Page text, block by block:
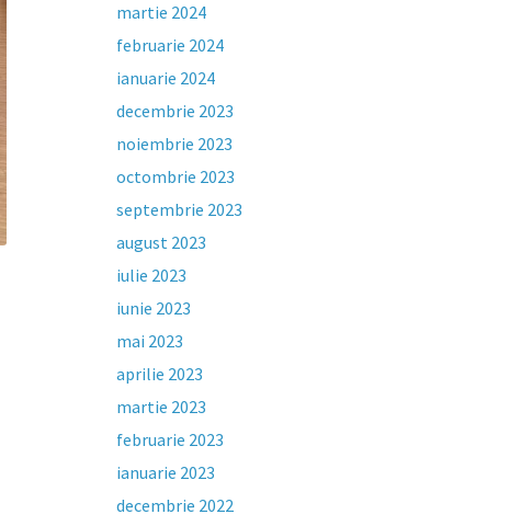
martie 2024
februarie 2024
ianuarie 2024
decembrie 2023
noiembrie 2023
octombrie 2023
septembrie 2023
august 2023
iulie 2023
iunie 2023
mai 2023
aprilie 2023
martie 2023
februarie 2023
ianuarie 2023
decembrie 2022